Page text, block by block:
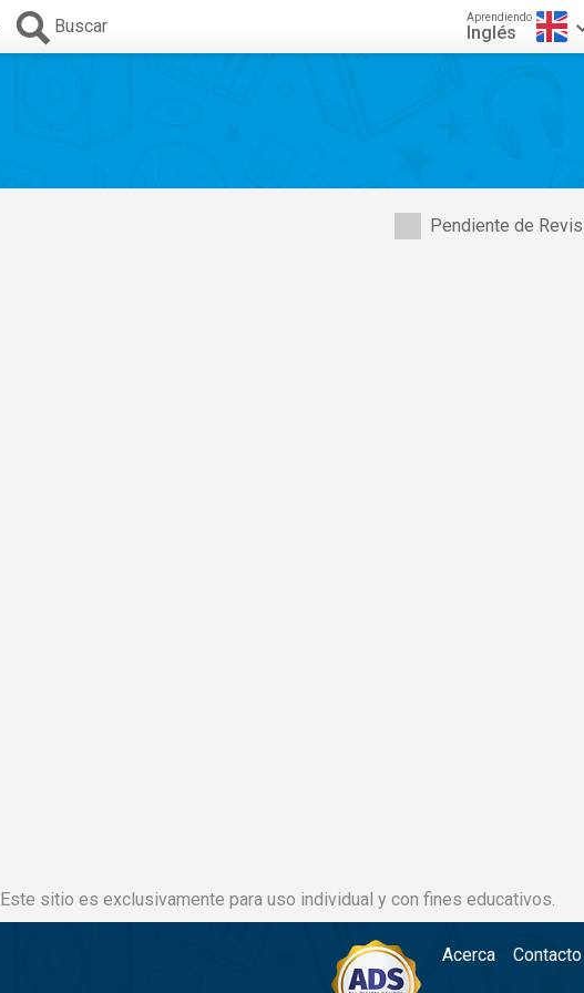
Buscar Aprendiendo
Inglés
Pendiente de
Este sitio es exclusivamente para uso individual y con fines educativos.
Acerca Contacto